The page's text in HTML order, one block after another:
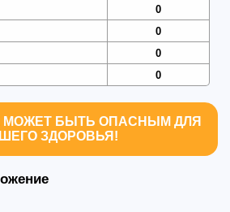
0
0
0
0
МОЖЕТ БЫТЬ ОПАСНЫМ ДЛЯ
ЗДОРОВЬЯ!